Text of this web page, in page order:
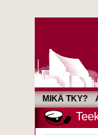
MIKÄ TKY?